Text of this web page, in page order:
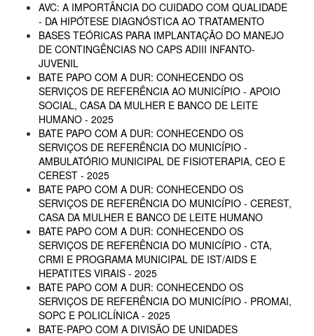
AVC: A IMPORTÂNCIA DO CUIDADO COM QUALIDADE
- DA HIPÓTESE DIAGNÓSTICA AO TRATAMENTO
BASES TEÓRICAS PARA IMPLANTAÇÃO DO MANEJO
DE CONTINGÊNCIAS NO CAPS ADIII INFANTO-
JUVENIL
BATE PAPO COM A DUR: CONHECENDO OS
SERVIÇOS DE REFERÊNCIA AO MUNICÍPIO - APOIO
SOCIAL, CASA DA MULHER E BANCO DE LEITE
HUMANO - 2025
BATE PAPO COM A DUR: CONHECENDO OS
SERVIÇOS DE REFERÊNCIA DO MUNICÍPIO -
AMBULATÓRIO MUNICIPAL DE FISIOTERAPIA, CEO E
CEREST - 2025
BATE PAPO COM A DUR: CONHECENDO OS
SERVIÇOS DE REFERÊNCIA DO MUNICÍPIO - CEREST,
CASA DA MULHER E BANCO DE LEITE HUMANO
BATE PAPO COM A DUR: CONHECENDO OS
SERVIÇOS DE REFERÊNCIA DO MUNICÍPIO - CTA,
CRMI E PROGRAMA MUNICIPAL DE IST/AIDS E
HEPATITES VIRAIS - 2025
BATE PAPO COM A DUR: CONHECENDO OS
SERVIÇOS DE REFERÊNCIA DO MUNICÍPIO - PROMAI,
SOPC E POLICLÍNICA - 2025
BATE-PAPO COM A DIVISÃO DE UNIDADES